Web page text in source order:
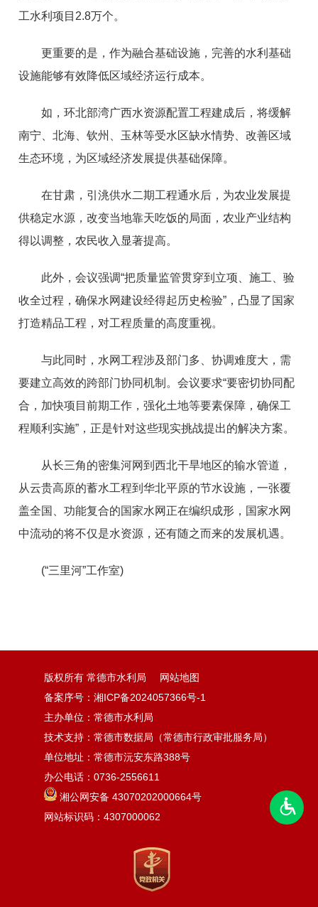
工水利项目2.8万个。
更重要的是，作为融合基础设施，完善的水利基础
设施能够有效降低区域经济运行成本。
如，环北部湾广西水资源配置工程建成后，将缓解
南宁、北海、钦州、玉林等受水区缺水情势、改善区域
生态环境，为区域经济发展提供基础保障。
在甘肃，引洮供水二期工程通水后，为农业发展提
供稳定水源，改变当地靠天吃饭的局面，农业产业结构
得以调整，农民收入显著提高。
此外，会议强调“把质量监管贯穿到立项、施工、验
收全过程，确保水网建设经得起历史检验”，凸显了国家
打造精品工程，对工程质量的高度重视。
与此同时，水网工程涉及部门多、协调难度大，需
要建立高效的跨部门协同机制。会议要求“要密切协同配
合，加快项目前期工作，强化土地等要素保障，确保工
程顺利实施”，正是针对这些现实挑战提出的解决方案。
从长三角的密集河网到西北干旱地区的输水管道，
从云贵高原的蓄水工程到华北平原的节水设施，一张覆
盖全国、功能复合的国家水网正在编织成形，国家水网
中流动的将不仅是水资源，还有随之而来的发展机遇。
(“三里河”工作室)
版权所有 常德市水利局
网站地图
备案序号：湘ICP备2024057366号-1
主办单位：常德市水利局
技术支持：常德市数据局（常德市行政审批服务局）
单位地址：常德市沅安东路388号
办公电话：0736-2556611
湘公网安备 43070202000664号
网站标识码：4307000062